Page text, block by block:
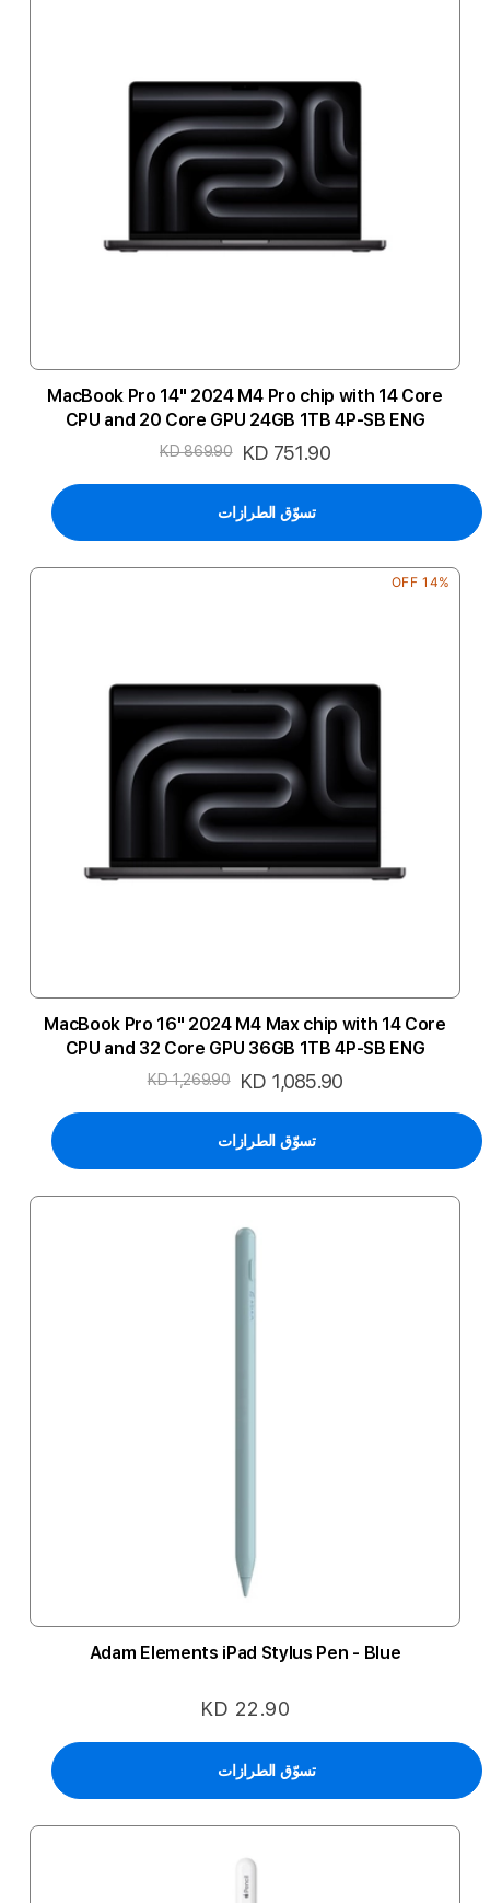
MacBook Pro 14" 2024 M4 Pro chip with 14 Core
CPU and 20 Core GPU 24GB 1TB 4P-SB ENG
السعر
KD 751.90
KD 869.90
تسوّق الطرازات
14% OFF
MacBook Pro 16" 2024 M4 Max chip with 14 Core
CPU and 32 Core GPU 36GB 1TB 4P-SB ENG
السعر
KD 1,085.90
KD 1,269.90
تسوّق الطرازات
Adam Elements iPad Stylus Pen - Blue
KD 22.90
تسوّق الطرازات